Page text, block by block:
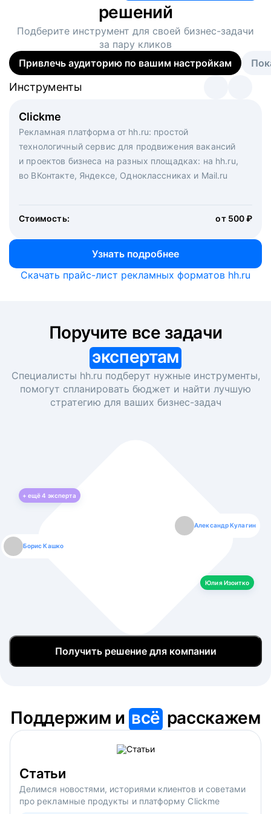
решений
Подберите инструмент для своей бизнес-задачи
за пару кликов
Привлечь аудиторию по вашим настройкам
Clickme
Рекламная платформа от hh.ru: простой
технологичный сервис для продвижения вакансий
и проектов бизнеса на разных площадках: на hh.ru,
во ВКонтакте, Яндексе, Одноклассниках и Mail.ru
Стоимость: от 500 ₽
Узнать подробнее
Инструменты
Вакансия дня
Рекламный формат для вакансий на главной странице
hh.ru. Увеличивает количество откликов
Инструменты
Массовый подбор под ключ. Решите, сколько
кандидатов и когда вам нужно, и за дело возьмутся
маркетологи, рекрутеры и проектные менеджеры
hh.ru с целым набором digital-инструментов
Инструменты
Скачать прайс-лист рекламных форматов hh.ru
экспертам
Специалисты hh.ru подберут нужные инструменты,
помогут спланировать бюджет и найти лучшую
стратегию для ваших бизнес-задач
+ ещё4 эксперта
Борис Кашко
Александр Кулагин
Юлия Изоитко
Юлия Изоитко
Даниил Макаров
Александр Кулагин
Екатерина Лазаренко
Даниил Макаров
Борис Кашко
Екатерина Лазаренко
Юлия Изоитко
Получить решение для компании
Поддержим ивсё расскажем
Статьи
Делимся новостями, историями клиентов и советами
про рекламные продукты и платформу Clickme